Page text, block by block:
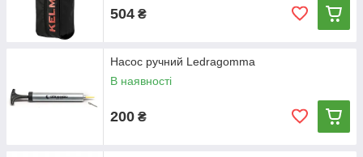
504 ₴
Насос ручний Ledragomma
В наявності
200 ₴